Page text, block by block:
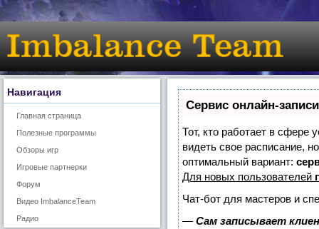
Навигация
Главная страница
Полезные программы
Обзоры игр
Игровые партнерки
Форум
Видео ImbalanceTeam
Радио
Сервис онлайн-
Тот, кто работает в сфере
видеть свое расписание,
оптимальный вариант:
Для новых пользователей
Чат-бот для мастеров и
— Сам записывает